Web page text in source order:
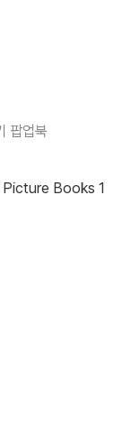
팝업북
Picture Books 1